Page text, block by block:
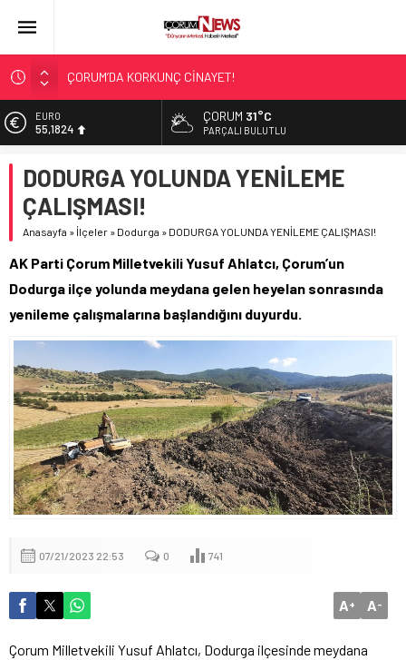
ÇORUM’DA KORKUNÇ CİNAYET!
ASLAN, CUMHURBAŞKANI BAŞDANIŞMANI OLDU
SIR PERDESİ ÇÖZÜLDÜ!
ÇATIDAN DÜŞTÜ!
EURO
55,1824
6.662,10
BİST
13.779,39
47,6954
ÇORUM 31°C
PARÇALI BULUTLU
DODURGA YOLUNDA YENİLEME
ÇALIŞMASI!
Anasayfa » İlçeler » Dodurga » DODURGA YOLUNDA YENİLEME ÇALIŞMASI!
AK Parti Çorum Milletvekili Yusuf Ahlatcı, Çorum’un
Dodurga ilçe yolunda meydana gelen heyelan sonrasında
yenileme çalışmalarına başlandığını duyurdu.
07/21/2023 22:53 0 741
A+ A-
Çorum Milletvekili Yusuf Ahlatcı, Dodurga ilçesinde meydana